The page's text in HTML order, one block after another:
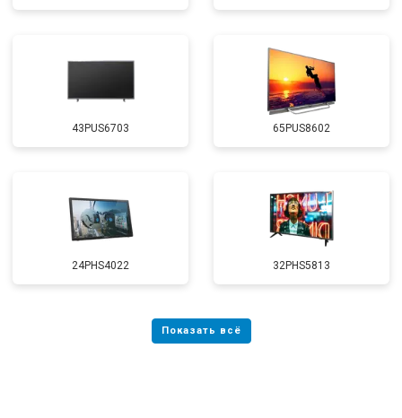
43PUS6703 65PUS8602
24PHS4022 32PHS5813